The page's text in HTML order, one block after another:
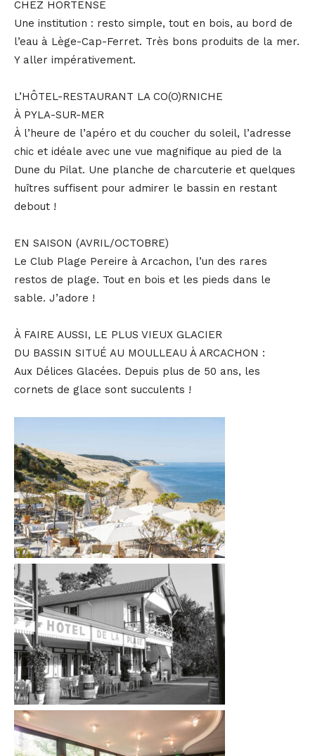
CHEZ HORTENSE
Une institution : resto simple, tout en bois, au bord de
l’eau à Lège-Cap-Ferret. Très bons produits de la mer.
Y aller impérativement.
L’HÔTEL-RESTAURANT LA CO(O)RNICHE
À PYLA-SUR-MER
À l’heure de l’apéro et du coucher du soleil, l’adresse
chic et idéale avec une vue magnifique au pied de la
Dune du Pilat. Une planche de charcuterie et quelques
huîtres suffisent pour admirer le bassin en restant
debout !
EN SAISON (AVRIL/OCTOBRE)
Le Club Plage Pereire à Arcachon, l’un des rares
restos de plage. Tout en bois et les pieds dans le
sable. J’adore !
À FAIRE AUSSI, LE PLUS VIEUX GLACIER
DU BASSIN SITUÉ AU MOULLEAU À ARCACHON :
Aux Délices Glacées. Depuis plus de 50 ans, les
cornets de glace sont succulents !